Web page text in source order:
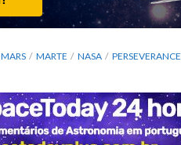
MARS MARTE NASA PERSEVERANCE